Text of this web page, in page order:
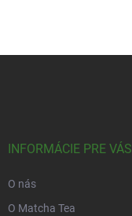
INFORMÁCIE PRE VÁS
O nás
O Matcha Tea